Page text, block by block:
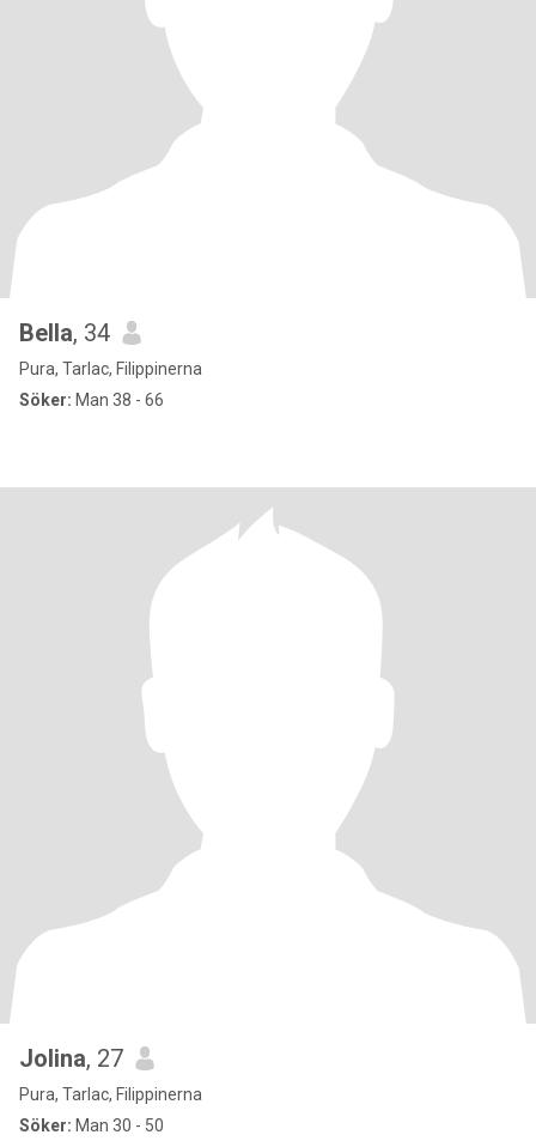
Bella, 34
Pura, Tarlac, Filippinerna
Söker: Man 38 - 66
Jolina, 27
Pura, Tarlac, Filippinerna
Söker: Man 30 - 50